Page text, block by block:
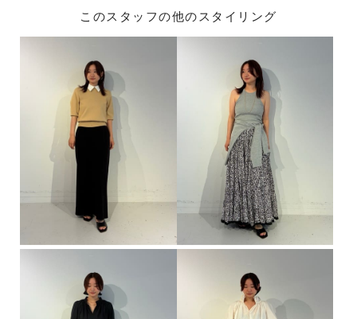
このスタッフの他のスタイリング